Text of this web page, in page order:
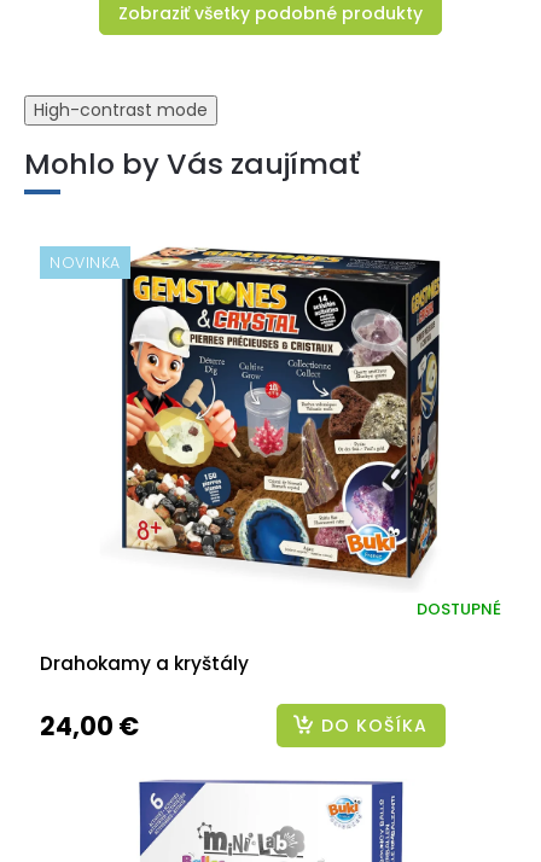
Zobraziť všetky podobné produkty
High-contrast mode
Mohlo by Vás zaujímať
NOVINKA
Drahokamy a kryštály
DOSTUPNÉ
24,00 € DO KOŠÍKA